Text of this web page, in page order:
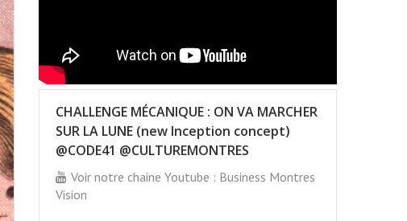
CHALLENGE MÉCANIQUE : ON VA MARCHER
SUR LA LUNE (new Inception concept)
@CODE41 @CULTUREMONTRES
Voir notre chaine Youtube : Business Montres
Vision